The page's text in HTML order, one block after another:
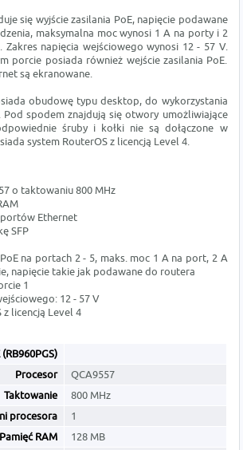
się wyjście zasilania PoE, napięcie podawane
maksymalna moc wynosi 1 A na porty i 2
Zakres napięcia wejściowego wynosi 12 - 57 V.
porcie posiada również wejście zasilania PoE.
są ekranowane.
obudowę typu desktop, do wykorzystania
spodem znajdują się otwory umożliwiające
śruby i kołki nie są dołączone w
system RouterOS z licencją Level 4.
o taktowaniu 800 MHz
Ethernet
SFP
na portach 2 - 5, maks. moc 1 A na port, 2 A
napięcie takie jak podawane do routera
1
12 - 57 V
z licencją Level 4
(RB960PGS)
Procesor
QCA9557
Taktowanie
800 MHz
procesora
1
Pamięć RAM
128 MB